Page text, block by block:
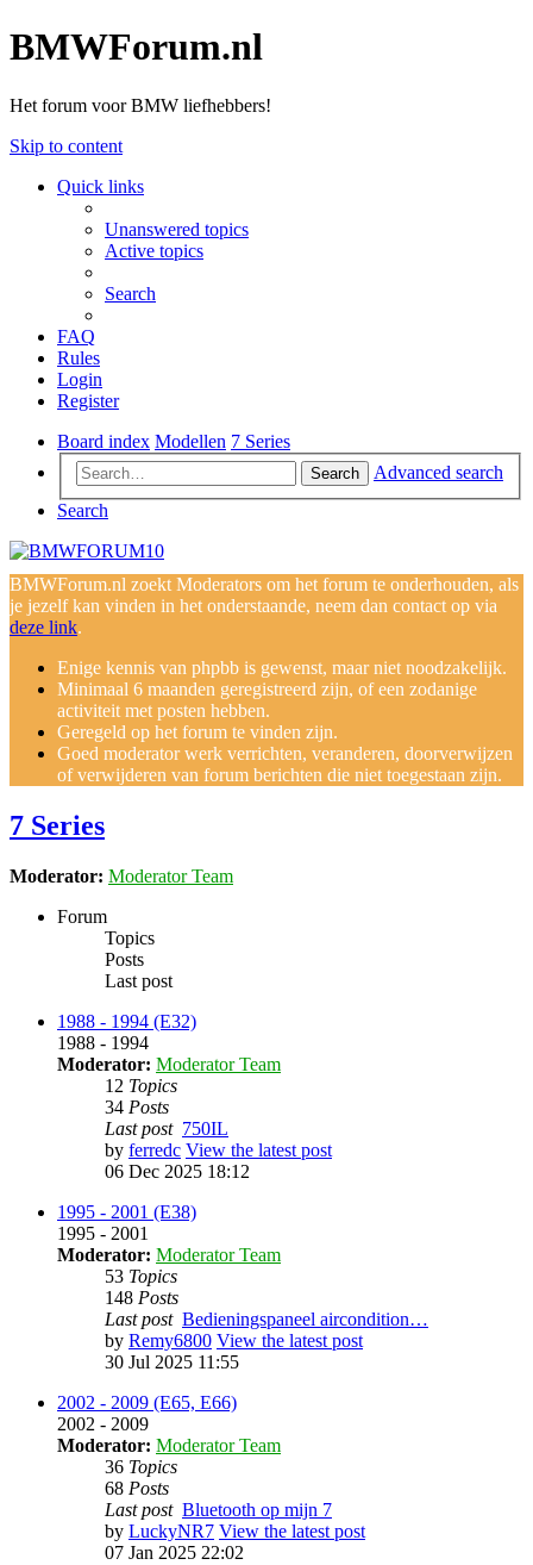
BMWForum.nl
Het forum voor BMW liefhebbers!
Skip to content
Quick links
Unanswered topics
Active topics
Search
FAQ
Rules
Login
Register
Board index Modellen 7 Series
Search
Advanced search
Search
BMWForum.nl zoekt Moderators om het forum te onderhouden, als
je jezelf kan vinden in het onderstaande, neem dan contact op via
deze link.
Enige kennis van phpbb is gewenst, maar niet noodzakelijk.
Minimaal 6 maanden geregistreerd zijn, of een zodanige
activiteit met posten hebben.
Geregeld op het forum te vinden zijn.
Goed moderator werk verrichten, veranderen, doorverwijzen
of verwijderen van forum berichten die niet toegestaan zijn.
7 Series
Moderator: Moderator Team
Forum
Topics
Posts
Last post
1988 - 1994 (E32)
1988 - 1994
Moderator: Moderator Team
12 Topics
34 Posts
Last post 750IL
by ferredc View the latest post
06 Dec 2025 18:12
1995 - 2001 (E38)
1995 - 2001
Moderator: Moderator Team
53 Topics
148 Posts
Last post Bedieningspaneel aircondition…
by Remy6800 View the latest post
30 Jul 2025 11:55
2002 - 2009 (E65, E66)
2002 - 2009
Moderator: Moderator Team
36 Topics
68 Posts
Last post Bluetooth op mijn 7
by LuckyNR7 View the latest post
07 Jan 2025 22:02